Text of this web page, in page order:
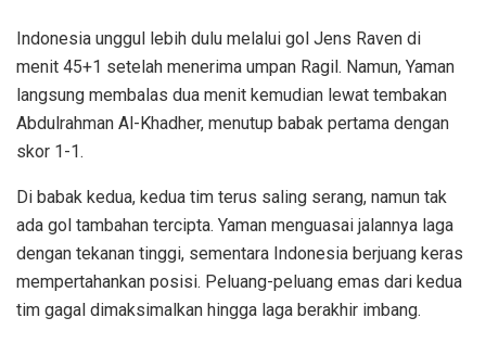
Indonesia unggul lebih dulu melalui gol Jens Raven di
menit 45+1 setelah menerima umpan Ragil. Namun, Yaman
langsung membalas dua menit kemudian lewat tembakan
Abdulrahman Al-Khadher, menutup babak pertama dengan
skor 1-1.
Di babak kedua, kedua tim terus saling serang, namun tak
ada gol tambahan tercipta. Yaman menguasai jalannya laga
dengan tekanan tinggi, sementara Indonesia berjuang keras
mempertahankan posisi. Peluang-peluang emas dari kedua
tim gagal dimaksimalkan hingga laga berakhir imbang.